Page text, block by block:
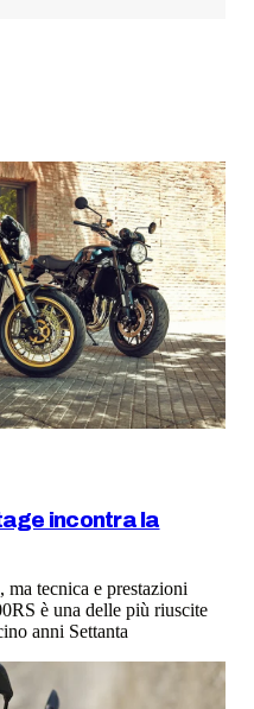
incontra la
tecnica e prestazioni
è una delle più riuscite
anni Settanta